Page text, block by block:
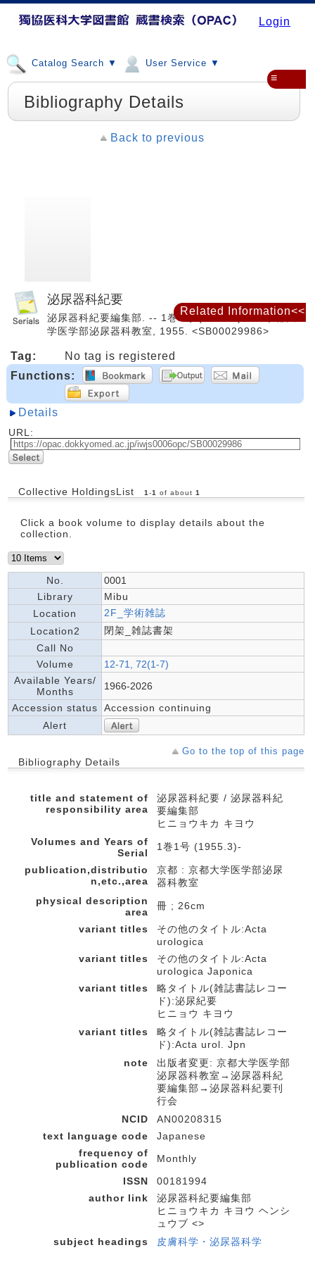
Login
Catalog Search ▼ User Service ▼
≡
Bibliography Details
Back to previous
泌尿器科紀要
泌尿器科紀要編集部. -- 1巻1号 (1955.3)-. -- 京都大
学医学部泌尿器科教室, 1955. <SB00029986>
Tag:
No tag is registered
Functions:
Details
URL:
Collective HoldingsList 1-1 of about 1
Click a book volume to display details about the
collection.
No.
0001
Library
Mibu
Location
2F_学術雑誌
Location2
閉架_雑誌書架
Call No
Volume
12-71, 72(1-7)
Available Years/
Months
1966-2026
Accession status
Accession continuing
Alert
Go to the top of this page
Bibliography Details
title and statement of
responsibility area
泌尿器科紀要 / 泌尿器科紀
要編集部
ヒニョウキカ キヨウ
Volumes and Years of
Serial
1巻1号 (1955.3)-
publication,distributio
n,etc.,area
京都 : 京都大学医学部泌尿
器科教室
physical description
area
冊 ; 26cm
variant titles
その他のタイトル:Acta
urologica
variant titles
その他のタイトル:Acta
urologica Japonica
variant titles
略タイトル(雑誌書誌レコー
ド):泌尿紀要
ヒニョウ キヨウ
variant titles
略タイトル(雑誌書誌レコー
ド):Acta urol. Jpn
note
出版者変更: 京都大学医学部
泌尿器科教室→泌尿器科紀
要編集部→泌尿器科紀要刊
行会
NCID
AN00208315
text language code
Japanese
frequency of
publication code
Monthly
ISSN
00181994
author link
泌尿器科紀要編集部
ヒニョウキカ キヨウ ヘンシ
ュウブ <>
subject headings
皮膚科学・泌尿器科学
Related Information<<